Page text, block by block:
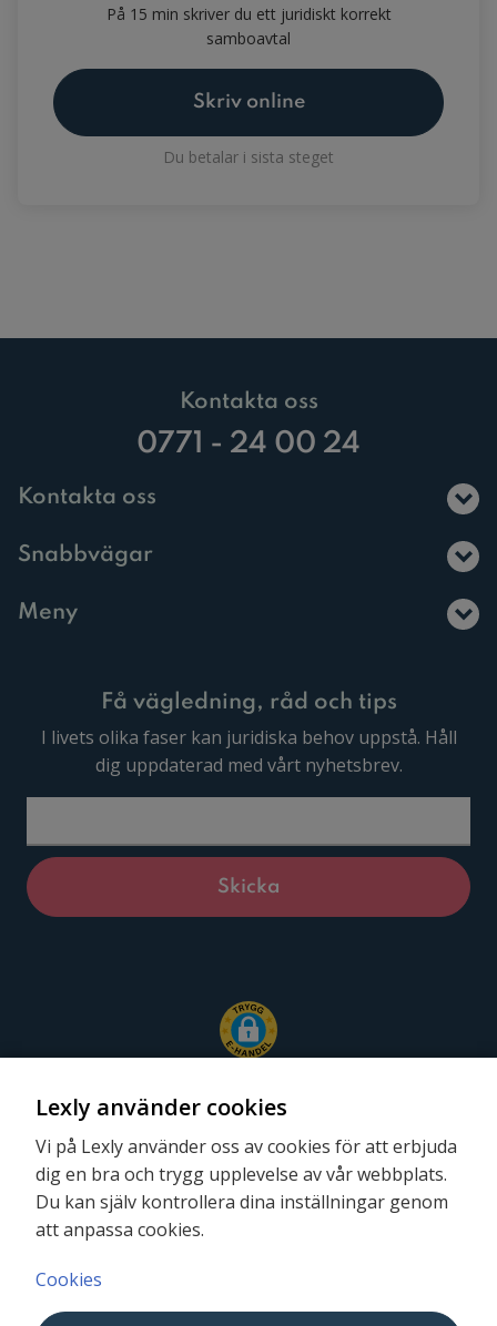
På 15 min skriver du ett juridiskt korrekt
samboavtal
Skriv online
Du betalar i sista steget
Kontakta oss
0771 - 24 00 24
Kontakta oss
Snabbvägar
Meny
Få vägledning, råd och tips
I livets olika faser kan juridiska behov uppstå. Håll
dig uppdaterad med vårt nyhetsbrev.
Följ oss
Lexly använder cookies
Vi på Lexly använder oss av cookies för att erbjuda
dig en bra och trygg upplevelse av vår webbplats.
Du kan själv kontrollera dina inställningar genom
att anpassa cookies.
Cookies